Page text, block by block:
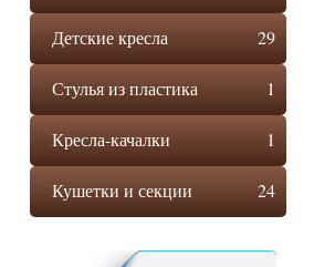
29
Детские кресла
1
Стулья из пластика
1
Кресла-качалки
24
Кушетки и секции